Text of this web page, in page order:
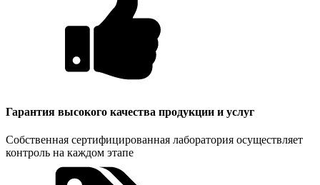
Гарантия высокого качества продукции и услуг
Собственная сертифицированная лаборатория осуществляет
контроль на каждом этапе